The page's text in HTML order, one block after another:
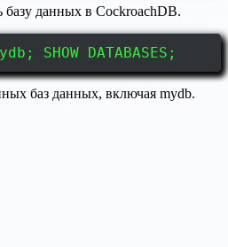
базу данных в CockroachDB.
SHOW DATABASES;
баз данных, включая mydb.